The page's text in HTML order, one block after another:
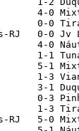
4-0
PA         0-
RJ
4-0
1-1
5-1
1-3
3-1
0-3
1-3
RJ   5-0